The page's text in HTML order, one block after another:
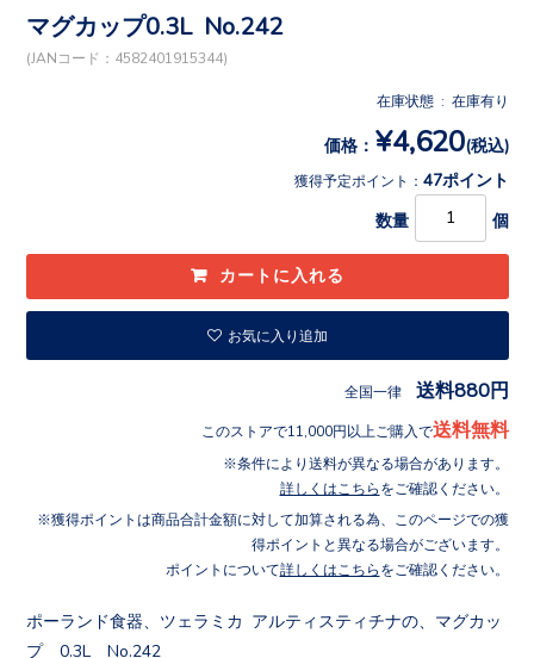
マグカップ0.3L No.242
(JANコード：4582401915344)
在庫状態 : 在庫有り
価格： ¥4,620(税込)
獲得予定ポイント： 47ポイント
数量 個
お気に入り追加
全国一律 送料880円
このストアで11,000円以上ご購入で送料無料
条件により送料が異なる場合があります。
詳しくはこちら をご確認ください。
獲得ポイントは商品合計金額に対して加算される為、このページでの獲
得ポイントと異なる場合がございます。
ポイントについて詳しくはこちら をご確認ください。
ポーランド食器、ツェラミカ アルティスティチナの、マグカッ
プ 0.3L No.242